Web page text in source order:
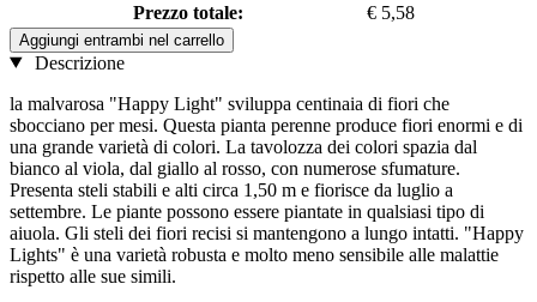
Prezzo totale:
€ 5,58
Aggiungi entrambi nel carrello
Descrizione
la malvarosa "Happy Light" sviluppa centinaia di fiori che
sbocciano per mesi. Questa pianta perenne produce fiori enormi e di
una grande varietà di colori. La tavolozza dei colori spazia dal
bianco al viola, dal giallo al rosso, con numerose sfumature.
Presenta steli stabili e alti circa 1,50 m e fiorisce da luglio a
settembre. Le piante possono essere piantate in qualsiasi tipo di
aiuola. Gli steli dei fiori recisi si mantengono a lungo intatti. "Happy
Lights" è una varietà robusta e molto meno sensibile alle malattie
rispetto alle sue simili.